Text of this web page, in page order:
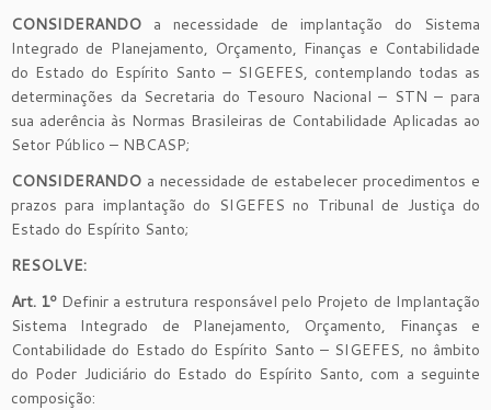
CONSIDERANDO a necessidade de implantação do Sistema
Integrado de Planejamento, Orçamento, Finanças e Contabilidade
do Estado do Espírito Santo – SIGEFES, contemplando todas as
determinações da Secretaria do Tesouro Nacional – STN – para
sua aderência às Normas Brasileiras de Contabilidade Aplicadas ao
Setor Público – NBCASP;
CONSIDERANDO a necessidade de estabelecer procedimentos e
prazos para implantação do SIGEFES no Tribunal de Justiça do
Estado do Espírito Santo;
RESOLVE:
Art. 1º Definir a estrutura responsável pelo Projeto de Implantação
Sistema Integrado de Planejamento, Orçamento, Finanças e
Contabilidade do Estado do Espírito Santo – SIGEFES, no âmbito
do Poder Judiciário do Estado do Espírito Santo, com a seguinte
composição: